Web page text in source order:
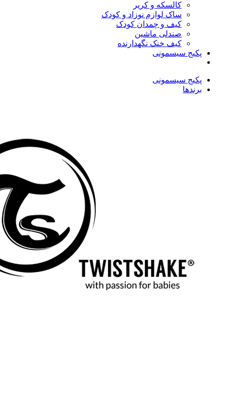
کالسکه و کریر
ساک لوازم نوزاد و کودک
کیف و چمدان کودک
صندلی ماشین
کیف خنک نگهدارنده
پکیج سیسمونی
پکیج سیسمونی
برندها